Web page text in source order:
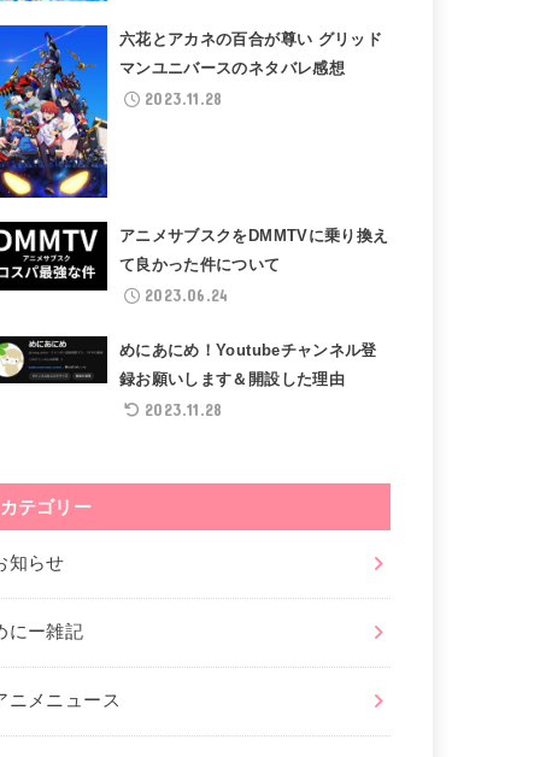
六花とアカネの百合が尊い グリッド
マンユニバースのネタバレ感想
2023.11.28
アニメサブスクをDMMTVに乗り換え
て良かった件について
2023.06.24
めにあにめ！Youtubeチャンネル登
録お願いします＆開設した理由
2023.11.28
カテゴリー
知らせ
にー雑記
ニメニュース